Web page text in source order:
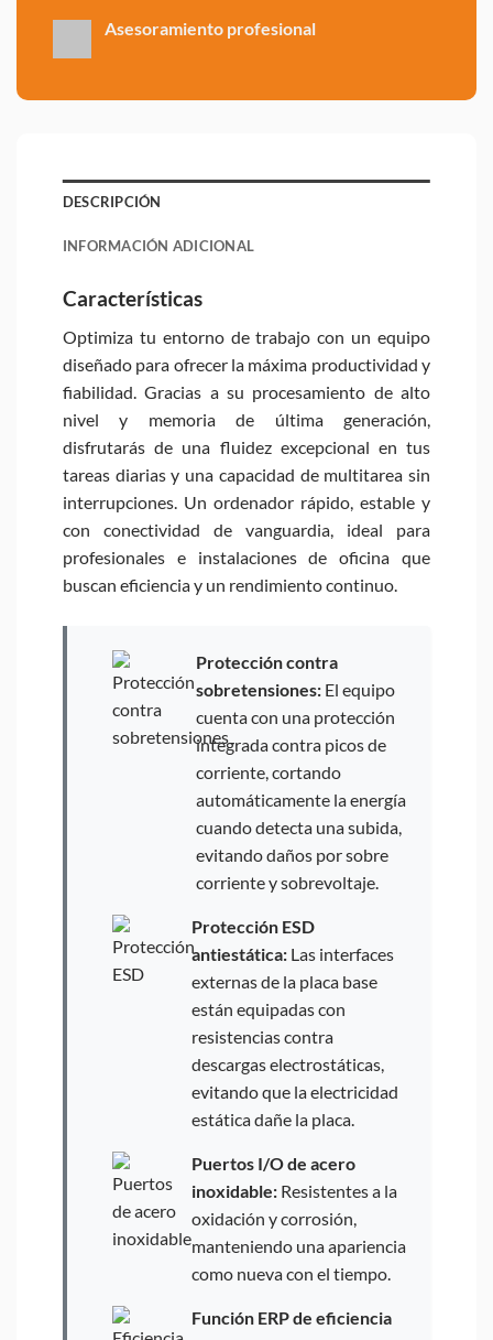
Asesoramiento profesional
DESCRIPCIÓN
INFORMACIÓN ADICIONAL
Características
Optimiza tu entorno de trabajo con un equipo
diseñado para ofrecer la máxima productividad y
fiabilidad. Gracias a su procesamiento de alto
nivel y memoria de última generación,
disfrutarás de una fluidez excepcional en tus
tareas diarias y una capacidad de multitarea sin
interrupciones. Un ordenador rápido, estable y
con conectividad de vanguardia, ideal para
profesionales e instalaciones de oficina que
buscan eficiencia y un rendimiento continuo.
Protección contra
sobretensiones:El equipo
cuenta con una protección
integrada contra picos de
corriente, cortando
automáticamente la energía
cuando detecta una subida,
evitando daños por sobre
corriente y sobrevoltaje.
Protección ESD
antiestática:Las interfaces
externas de la placa base
están equipadas con
resistencias contra
descargas electrostáticas,
evitando que la electricidad
estática dañe la placa.
Puertos I/O de acero
inoxidable:Resistentes a la
oxidación y corrosión,
manteniendo una apariencia
como nueva con el tiempo.
Función ERP de eficiencia